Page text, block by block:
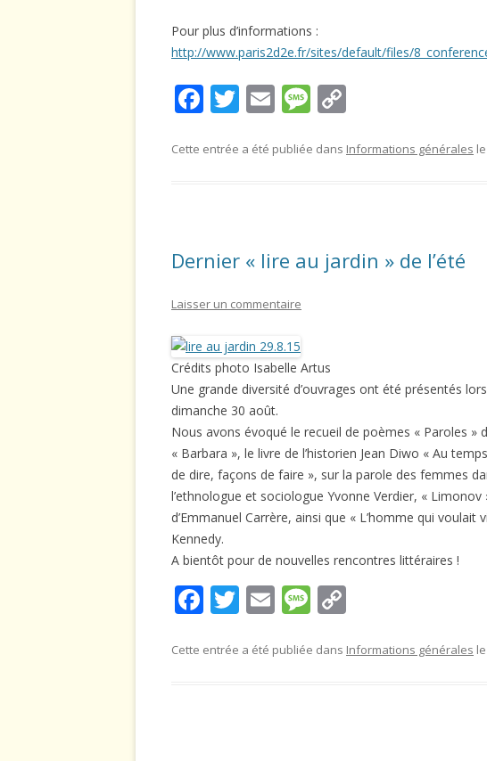
Pour plus d’informations :
http://www.paris2d2e.fr/sites/default/files/
F
e
k
T
itt
E
ai
M
ss p
k
Cette entrée a été publiée dans Informations générales le
Dernier « lire au jardin » de l’été
Laisser un commentaire
Crédits photo Isabelle Artus
Une grande diversité d’ouvrages ont été présentés
dimanche 30 août.
Nous avons évoqué le recueil de poèmes « Paroles »
« Barbara », le livre de l’historien Jean Diwo « Au
de dire, façons de faire », sur la parole des femmes
l’ethnologue et sociologue Yvonne Verdier, « Limonov
d’Emmanuel Carrère, ainsi que « L’homme qui
Kennedy.
A bientôt pour de nouvelles rencontres littéraires !
F
e
T
itt
E
ai
M
ss p
Cette entrée a été publiée dans Informations générales le